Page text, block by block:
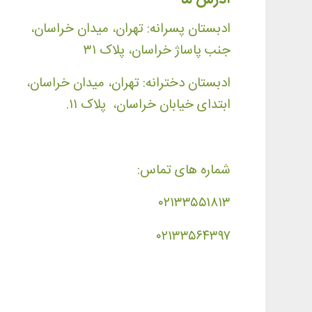
ادبستان پسرانه: تهران، میدان خراسان،
جنب پاساژ خراسان، پلاک ۳۱
ادبستان دخترانه: تهران، میدان خراسان،
ابتدای خیابان خراسان، پلاک ۱۱.
شماره های تماس:
۰۲۱۳۳۵۵۱۸۱۳
۰۲۱۳۳۵۶۴۳۹۷